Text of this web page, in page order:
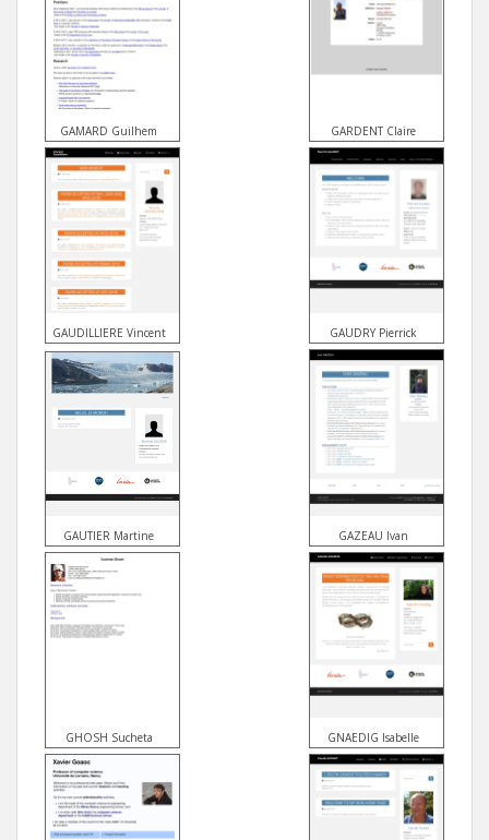
GAMARD Guilhem GARDENT Claire
GAUDILLIERE Vincent GAUDRY Pierrick
GAUTIER Martine GAZEAU Ivan
GHOSH Sucheta GNAEDIG Isabelle